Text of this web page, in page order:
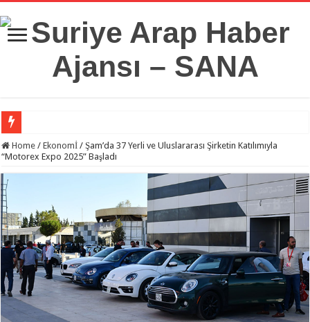
Suriye Savunma Bakanlığı’ndan Bir Heyet, Türkiye’deki Milli Savunma
Home / Ekonomİ / Şam’da 37 Yerli ve Uluslararası Şirketin Katılımıyla
“Motorex Expo 2025” Başladı